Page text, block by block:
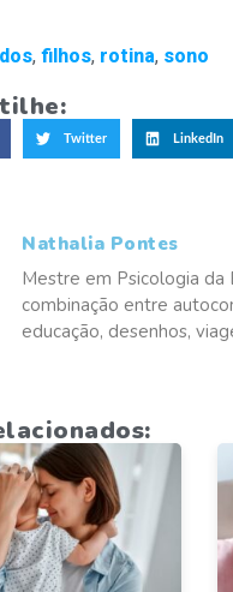
, filhos, rotina, sono
Twitter LinkedIn
Nathalia Pontes
Mestre em Psicologia da
combinação entre
educação, desenhos,